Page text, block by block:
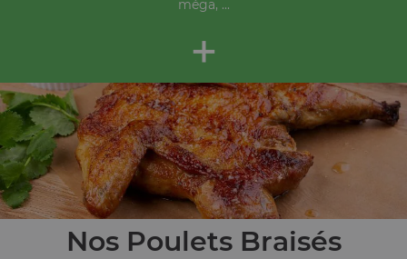
méga, ...
+
Nos Poulets Braisés